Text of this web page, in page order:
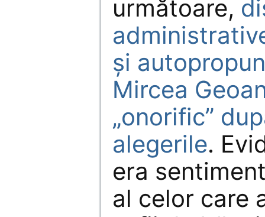
următoare,
şi
Mircea
„onorific”
alegerile.
era
al celor care